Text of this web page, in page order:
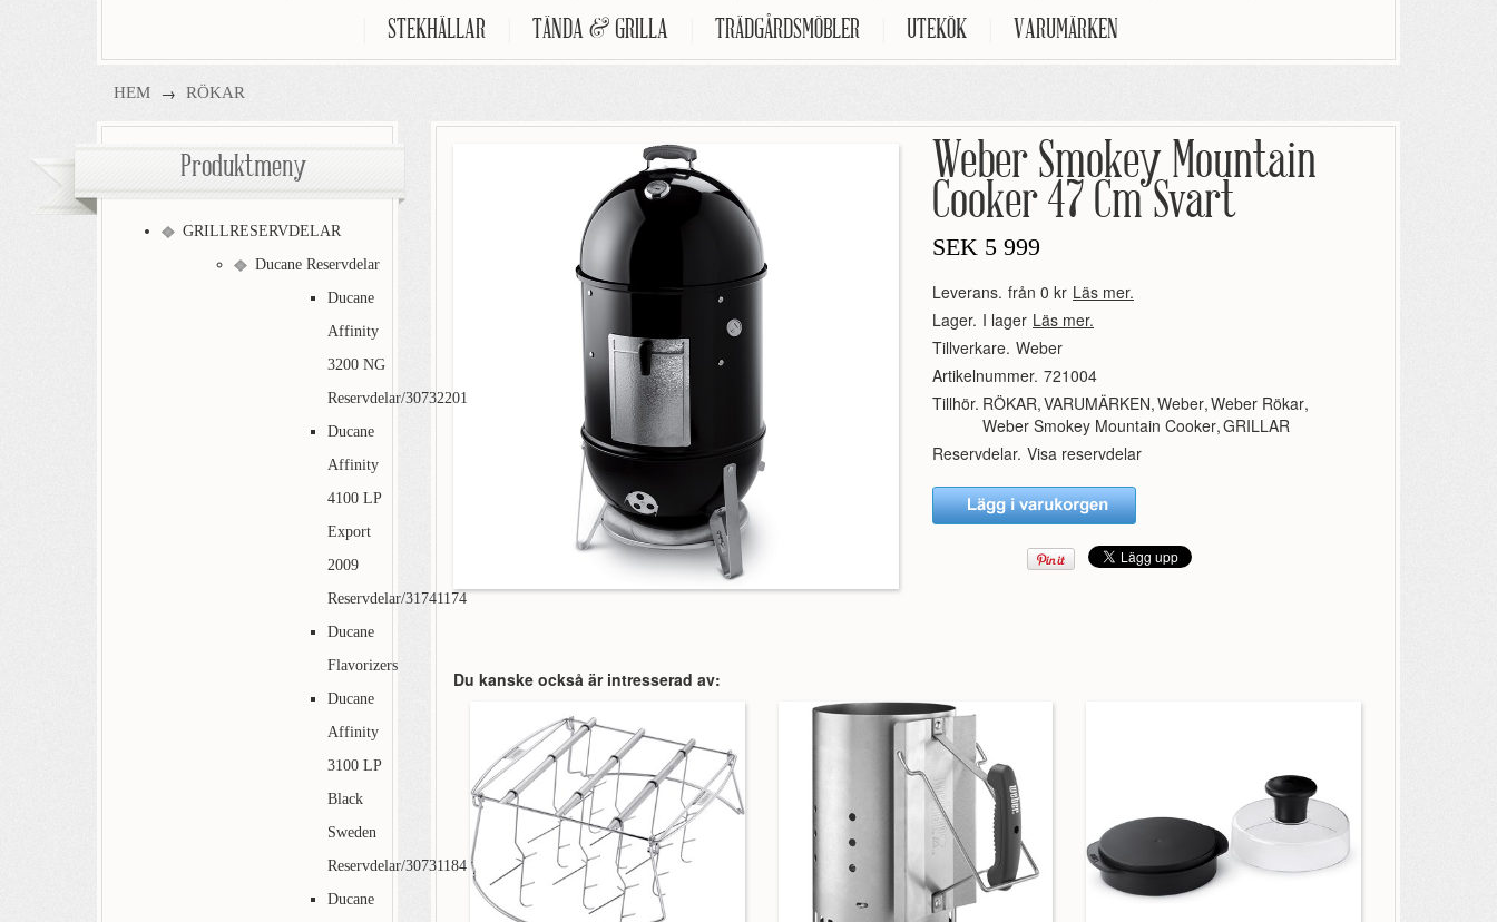
STEKHÄLLAR TÄNDA & GRILLA TRÄDGÅRDSMÖBLER UTEKÖK VARUMÄRKEN
HEM → RÖKAR
Weber Smokey Mountain
Cooker 47 Cm Svart
SEK 5 999
Leverans. från 0 kr Läs mer.
Lager. I lager Läs mer.
Tillverkare. Weber
Artikelnummer. 721004
Tillhör. RÖKAR,VARUMÄRKEN,Weber,Weber Rökar,
Weber Smokey Mountain Cooker,GRILLAR
Reservdelar. Visa reservdelar
Du kanske också är intresserad av:
Produktmeny
GRILLRESERVDELAR
Ducane Reservdelar
Ducane
Affinity
3200 NG
Reservdelar/30732201
Ducane
Affinity
4100 LP
Export
2009
Reservdelar/31741174
Ducane
Flavorizers
Ducane
Affinity
3100 LP
Black
Sweden
Reservdelar/30731184
Ducane